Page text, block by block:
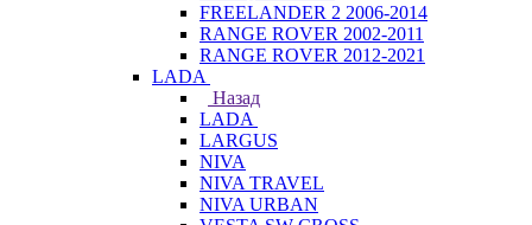
FREELANDER 2 2006-2014
RANGE ROVER 2002-2011
RANGE ROVER 2012-2021
LADA
Назад
LADA
LARGUS
NIVA
NIVA TRAVEL
NIVA URBAN